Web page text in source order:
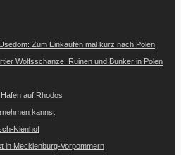
Zum Einkaufen mal kurz nach Polen
Wolfsschanze: Ruinen und Bunker in Polen
auf Rhodos
kannst
Nienhof
in Mecklenburg-Vorpommern